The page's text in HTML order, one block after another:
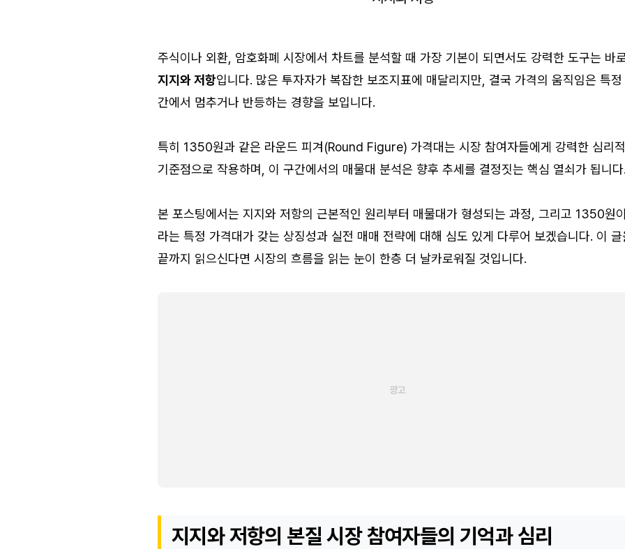
주식이나 외환, 암호화폐 시장에서 차트를 분석할 때 가장 기본이 되면서도 강력한 도구는 바
지지와 저항입니다. 많은 투자자가 복잡한 보조지표에 매달리지만, 결국 가격의 움직임은 특
간에서 멈추거나 반등하는 경향을 보입니다.
특히 1350원과 같은 라운드 피겨(Round Figure) 가격대는 시장 참여자들에게 강력한 심리적
기준점으로 작용하며, 이 구간에서의 매물대 분석은 향후 추세를 결정짓는 핵심 열쇠가 됩니
본 포스팅에서는 지지와 저항의 근본적인 원리부터 매물대가 형성되는 과정, 그리고 1350원
라는 특정 가격대가 갖는 상징성과 실전 매매 전략에 대해 심도 있게 다루어 보겠습니다. 이 글
끝까지 읽으신다면 시장의 흐름을 읽는 눈이 한층 더 날카로워질 것입니다.
지지와 저항의 본질 시장 참여자들의 기억과 심리